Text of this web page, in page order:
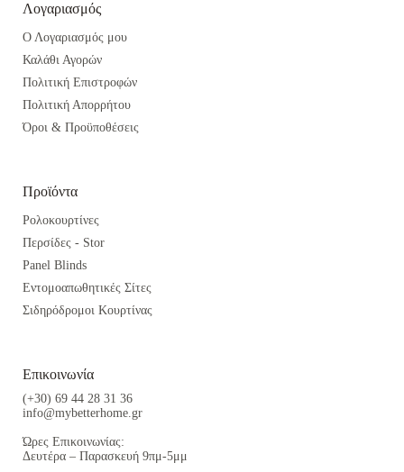
Λογαριασμός
Ο Λογαριασμός μου
Καλάθι Αγορών
Πολιτική Επιστροφών
Πολιτική Απορρήτου
Όροι & Προϋποθέσεις
Προϊόντα
Ρολοκουρτίνες
Περσίδες - Stor
Panel Blinds
Εντομοαπωθητικές Σίτες
Σιδηρόδρομοι Κουρτίνας
Επικοινωνία
(+30) 69 44 28 31 36
info@mybetterhome.gr
Ώρες Επικοινωνίας:
Δευτέρα – Παρασκευή 9πμ-5μμ